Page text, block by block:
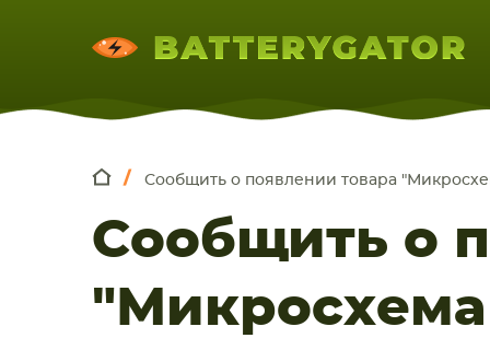
НОУТБУКА
ПЛАНШЕТА
Сообщить о появлении товара
Сообщить о
"Микросхема